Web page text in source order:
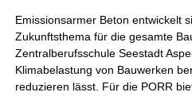
Emissionsarmer Beton entwickelt
Zukunftsthema für die gesamte
Zentralberufsschule Seestadt
Klimabelastung von Bauwerken
reduzieren lässt. Für die PORR